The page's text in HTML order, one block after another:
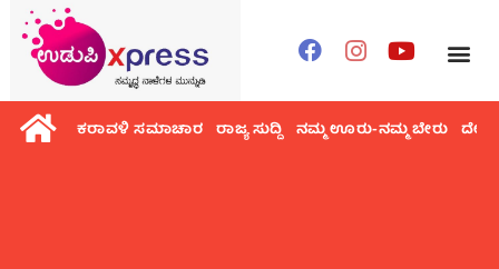
ಕರಾವಳಿ ಸಮಾಚಾರ ರಾಜ್ಯ ಸುದ್ದಿ ನಮ್ಮ ಊರು-ನಮ್ಮ ಬೇರು ದೇಶ